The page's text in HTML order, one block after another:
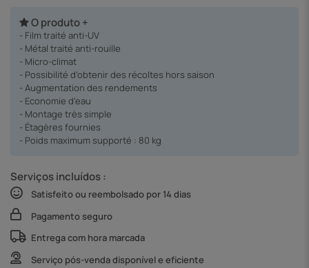
O produto +
- Film traité anti-UV
- Métal traité anti-rouille
- Micro-climat
- Possibilité d’obtenir des récoltes hors saison
- Augmentation des rendements
- Economie d’eau
- Montage très simple
- Étagères fournies
- Poids maximum supporté : 80 kg
Serviços incluídos :
Satisfeito ou reembolsado por 14 dias
Pagamento seguro
Entrega com hora marcada
Serviço pós-venda disponível e eficiente